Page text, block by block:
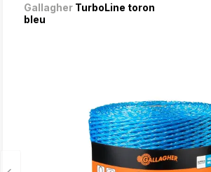
Gallagher TurboLine toron
bleu